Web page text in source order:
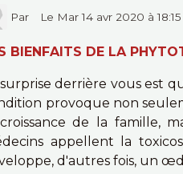
Par Le Mar 14 avr 2020 à 18:15
BIENFAITS DE LA
derrière vous est
provoque non
de la famille,
appellent la
d'autres fois, un